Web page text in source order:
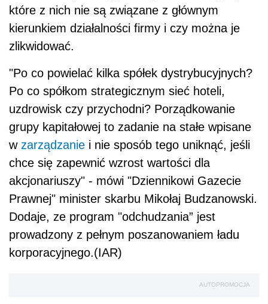
które z nich nie są związane z głównym
kierunkiem działalności firmy i czy można je
zlikwidować.
"Po co powielać kilka spółek dystrybucyjnych?
Po co spółkom strategicznym sieć hoteli,
uzdrowisk czy przychodni? Porządkowanie
grupy kapitałowej to zadanie na stałe wpisane
w zarządzanie i nie sposób tego uniknąć, jeśli
chce się zapewnić wzrost wartości dla
akcjonariuszy" - mówi "Dziennikowi Gazecie
Prawnej" minister skarbu Mikołaj Budzanowski.
Dodaje, ze program "odchudzania” jest
prowadzony z pełnym poszanowaniem ładu
korporacyjnego.(IAR)
AUTOPROMOCJA